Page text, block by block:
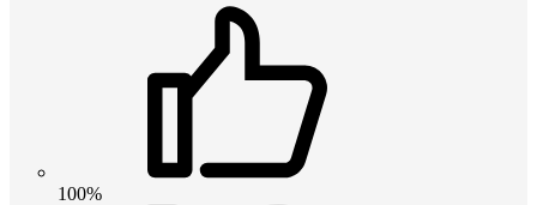
100%